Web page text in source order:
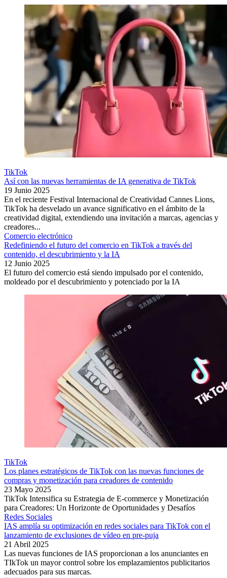
TikTok
Así con las nuevas herramientas de IA generativa de TikTok
19 Junio 2025
En el reciente Festival Internacional de Creatividad Cannes Lions,
TikTok ha desvelado un avance significativo en el ámbito de la
creatividad digital, extendiendo una invitación a marcas, agencias y
creadores...
Comercio electrónico
Redefiniendo el futuro del comercio en TikTok a través del
contenido, el descubrimiento y la IA
12 Junio 2025
El futuro del comercio está siendo impulsado por el contenido,
moldeado por el descubrimiento y potenciado por la IA
TikTok
Los planes estratégicos de TikTok con las nuevas funciones de
compras y monetización para creadores de contenido
23 Mayo 2025
TikTok Intensifica su Estrategia de E-commerce y Monetización
para Creadores: Un Horizonte de Oportunidades y Desafíos
Redes Sociales
IAS amplía su optimización en redes sociales para TikTok con el
lanzamiento de exclusiones de vídeo en pre-puja
21 Abril 2025
Las nuevas funciones de IAS proporcionan a los anunciantes en
TIkTok un mayor control sobre los emplazamientos publicitarios
adecuados para sus marcas.